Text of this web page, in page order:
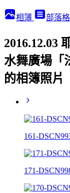
相簿 部落格
2016.12.03
水舞廣場「
的相簿照片
161-
171-